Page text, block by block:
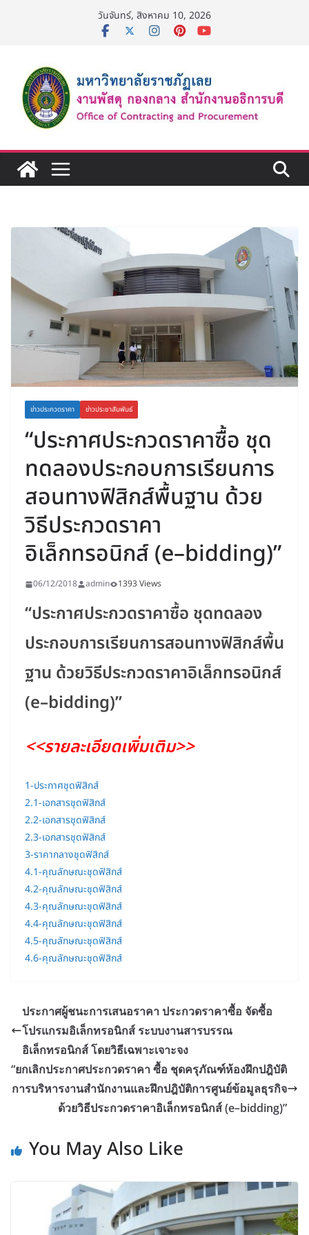
วันจันทร์, สิงหาคม 10, 2026
ข่าวประกวดราคา ข่าวประชาสัมพันธ์
“ประกาศประกวดราคาซื้อ ชุด
ทดลองประกอบการเรียนการ
สอนทางฟิสิกส์พื้นฐาน ด้วย
วิธีประกวดราคา
อิเล็กทรอนิกส์ (e–bidding)”
06/12/2018 admin 1393 Views
“ประกาศประกวดราคาซื้อ ชุดทดลอง
ประกอบการเรียนการสอนทางฟิสิกส์พื้น
ฐาน ด้วยวิธีประกวดราคาอิเล็กทรอนิกส์
(e–bidding)”
<<รายละเอียดเพิ่มเติม>>
1-ประกาศชุดฟิสิกส์
2.1-เอกสารชุดฟิสิกส์
2.2-เอกสารชุดฟิสิกส์
2.3-เอกสารชุดฟิสิกส์
3-ราคากลางชุดฟิสิกส์
4.1-คุณลักษณะชุดฟิสิกส์
4.2-คุณลักษณะชุดฟิสิกส์
4.3-คุณลักษณะชุดฟิสิกส์
4.4-คุณลักษณะชุดฟิสิกส์
4.5-คุณลักษณะชุดฟิสิกส์
4.6-คุณลักษณะชุดฟิสิกส์
ประกาศผู้ชนะการเสนอราคา ประกวดราคาซื้อ จัดซื้อ
โปรแกรมอิเล็กทรอนิกส์ ระบบงานสารบรรณ
อิเล็กทรอนิกส์ โดยวิธีเฉพาะเจาะจง
“ยกเลิกประกาศประกวดราคา ซื้อ ชุดครุภัณฑ์ห้องฝึกปฎิบัติ
การบริหารงานสำนักงานและฝึกปฎิบัติการศูนย์ข้อมูลธุรกิจ
ด้วยวิธีประกวดราคาอิเล็กทรอนิกส์ (e–bidding)”
You May Also Like